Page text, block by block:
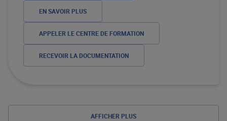
EN SAVOIR PLUS
APPELER LE CENTRE DE FORMATION
RECEVOIR LA DOCUMENTATION
AFFICHER PLUS